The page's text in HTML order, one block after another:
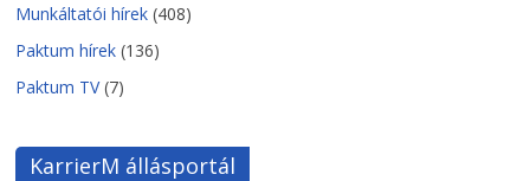
Munkáltatói hírek (408)
Paktum hírek (136)
Paktum TV(7)
KarrierM állásportál